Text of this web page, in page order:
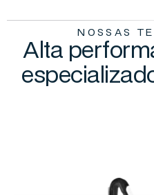
NOSSAS
Alta